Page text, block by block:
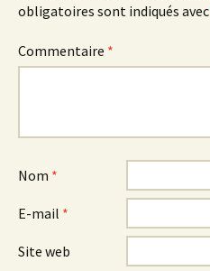
obligatoires sont indiqués avec
Commentaire *
Nom *
E-mail *
Site web